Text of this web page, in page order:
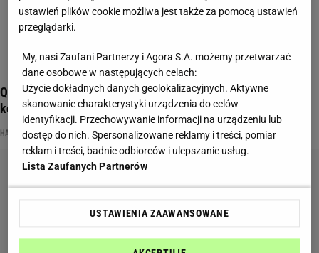
Quiz harcerski z okazji Dnia Myśli Braterskiej. Zdobędziecie
komplet?
HARCERZE KULTURA QUIZ
ustawień plików cookie możliwa jest także za pomocą ustawień
przeglądarki.
My, nasi Zaufani Partnerzy i Agora S.A. możemy przetwarzać
dane osobowe w następujących celach:
Użycie dokładnych danych geolokalizacyjnych. Aktywne
skanowanie charakterystyki urządzenia do celów
identyfikacji. Przechowywanie informacji na urządzeniu lub
dostęp do nich. Spersonalizowane reklamy i treści, pomiar
reklam i treści, badnie odbiorców i ulepszanie usług.
Lista Zaufanych Partnerów
USTAWIENIA ZAAWANSOWANE